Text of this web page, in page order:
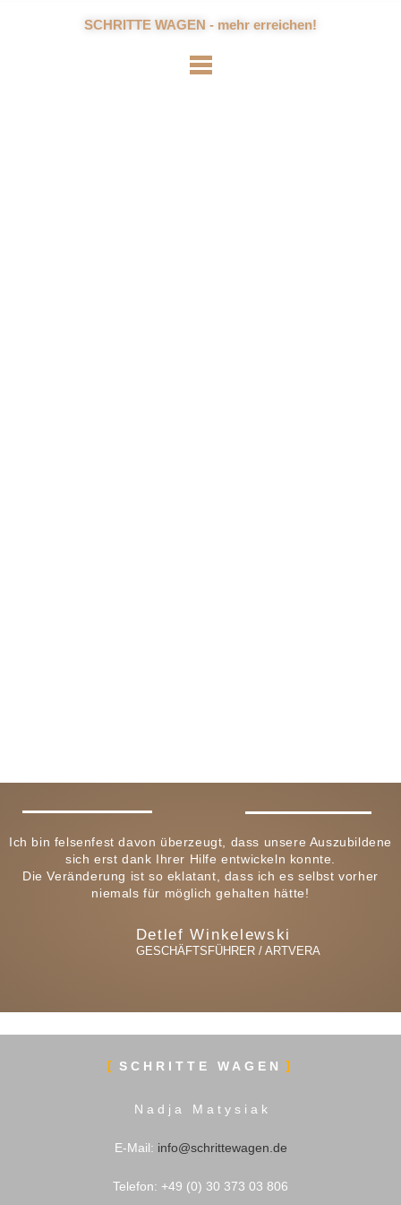
SCHRITTE WAGEN - mehr erreichen!
Ich bin felsenfest davon überzeugt, dass unsere Auszubildene
sich erst dank Ihrer Hilfe entwickeln konnte.
Die Veränderung ist so eklatant, dass ich es selbst vorher
niemals für möglich gehalten hätte!
Detlef Winkelewski
GESCHÄFTSFÜHRER / ARTVERA
SCHRITTE WAGEN
N a d j a M a t y s i a k
E-Mail: info@schrittewagen.de
Telefon: +49 (0) 30 373 03 806